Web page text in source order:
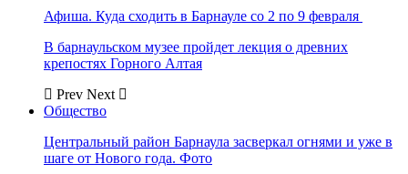
Афиша. Куда сходить в Барнауле со 2 по 9 февраля
В барнаульском музее пройдет лекция о древних
крепостях Горного Алтая
Prev Next
Общество
Центральный район Барнаула засверкал огнями и уже в
шаге от Нового года. Фото